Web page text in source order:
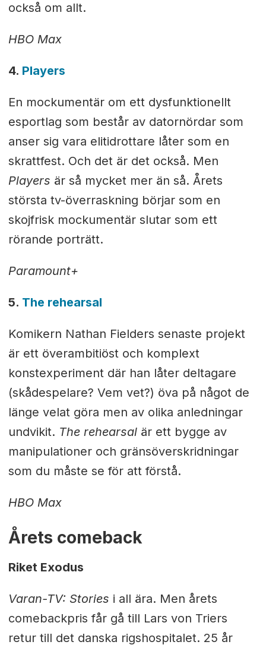
också om allt.
HBO Max
4. Players
En mockumentär om ett dysfunktionellt
esportlag som består av datornördar som
anser sig vara elitidrottare låter som en
skrattfest. Och det är det också. Men
Players är så mycket mer än så. Årets
största tv-överraskning börjar som en
skojfrisk mockumentär slutar som ett
rörande porträtt.
Paramount+
5. The rehearsal
Komikern Nathan Fielders senaste projekt
är ett överambitiöst och komplext
konstexperiment där han låter deltagare
(skådespelare? Vem vet?) öva på något de
länge velat göra men av olika anledningar
undvikit. The rehearsalär ett bygge av
manipulationer och gränsöverskridningar
som du måste se för att förstå.
HBO Max
Årets comeback
Riket Exodus
Varan-TV: Stories i all ära. Men årets
comebackpris får gå till Lars von Triers
retur till det danska rigshospitalet. 25 år